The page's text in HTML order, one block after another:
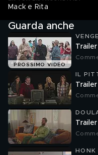
Mack e Rita
Guarda anche
PROSSIMO VIDEO
IL
HONK